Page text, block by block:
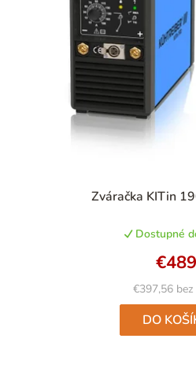
Zváračka KITin
je
5,0
z
5
Dostupné
€397,56 bez
€489
DO